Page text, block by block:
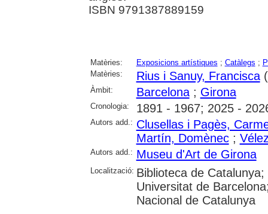
ISBN 9791387889159
Matèries: Exposicions artístiques ; Catàlegs ;
Matèries:
Rius i Sanuy, Francisca
Àmbit: Barcelona; Girona
Cronologia: 1891 - 1967; 2025 -
Autors add.: Clusellas i Pagès,
Martín, Domènec;
Autors add.: Museu d'Art de Girona
Localització: Biblioteca de
Universitat de
Nacional de Catalunya